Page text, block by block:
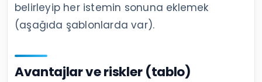
belirleyip her istemin sonuna eklemek
(aşağıda şablonlarda var).
Avantajlar ve riskler (tablo)